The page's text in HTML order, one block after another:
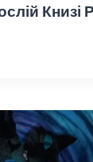
Книзі